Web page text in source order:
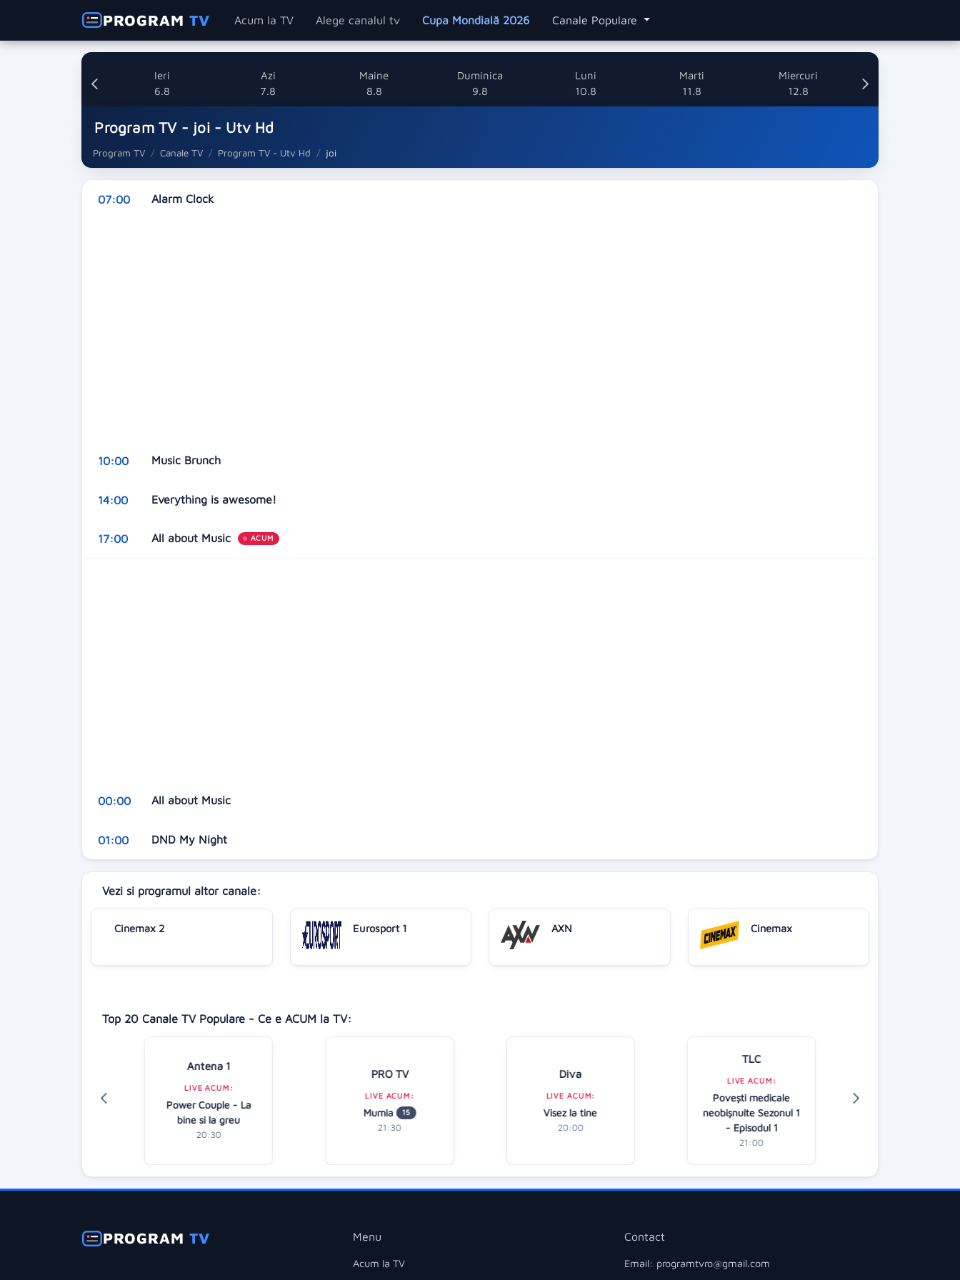
PROGRAMTV Acum la TV Alege canalul tv Cupa Mondială 2026 Canale Populare
Ieri
6.8
Azi
7.8
Maine
8.8
Duminica
9.8
Luni
10.8
Marti
11.8
Miercuri
12.8
Program TV - joi - Utv Hd
Program TV Canale TV Program TV - Utv Hd joi
07:00 Alarm Clock
10:00 Music Brunch
14:00 Everything is awesome!
17:00 All about Music ACUM
00:00 All about Music
01:00 DND My Night
Vezi si programul altor canale:
Cinemax 2 Eurosport 1 AXN Cinemax
Top 20 Canale TV Populare - Ce e ACUM la TV:
Antena 1
LIVE ACUM:
Power Couple - La
bine si la greu
20:30
PRO TV
LIVE ACUM:
Mumia 15
21:30
Diva
LIVE ACUM:
Visez la tine
20:00
TLC
LIVE ACUM:
Povești medicale
neobișnuite Sezonul 1
- Episodul 1
21:00
PROGRAMTV Menu
Acum la TV
Contact
Email: programtvro@gmail.com